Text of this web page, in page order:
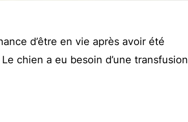
d’être en vie après avoir été
chien a eu besoin d’une transfusion